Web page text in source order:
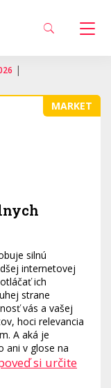
|
MARKET
silnú
internetovej
ich
strane
vás a vašej
hoci relevancia
A aká je
ani v glose na
si určite